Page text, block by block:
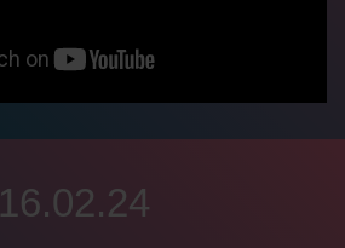
16.02.24